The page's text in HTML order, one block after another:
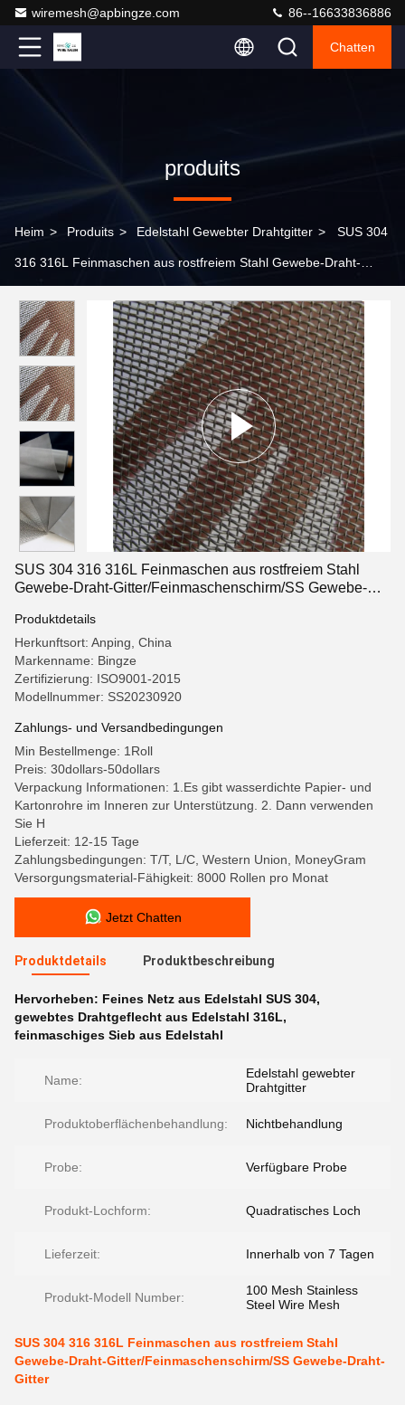
wiremesh@apbingze.com 86--16633836886
Chatten
produits
Heim > Produits > Edelstahl Gewebter Drahtgitter > SUS 304
316 316L Feinmaschen aus rostfreiem Stahl Gewebe-Draht-
SUS 304 316 316L Feinmaschen aus rostfreiem Stahl
Gewebe-Draht-Gitter/Feinmaschenschirm/SS Gewebe-
Produktdetails
Herkunftsort: Anping, China
Markenname: Bingze
Zertifizierung: ISO9001-2015
Modellnummer: SS20230920
Zahlungs- und Versandbedingungen
Min Bestellmenge: 1Roll
Preis: 30dollars-50dollars
Verpackung Informationen: 1.Es gibt wasserdichte Papier- und
Kartonrohre im Inneren zur Unterstützung. 2. Dann verwenden
Sie H
Lieferzeit: 12-15 Tage
Zahlungsbedingungen: T/T, L/C, Western Union, MoneyGram
Versorgungsmaterial-Fähigkeit: 8000 Rollen pro Monat
Jetzt Chatten
Produktdetails Produktbeschreibung
Hervorheben: Feines Netz aus Edelstahl SUS 304,
gewebtes Drahtgeflecht aus Edelstahl 316L,
feinmaschiges Sieb aus Edelstahl
Name:
Edelstahl gewebter
Drahtgitter
Produktoberflächenbehandlung: Nichtbehandlung
Probe: Verfügbare Probe
Produkt-Lochform: Quadratisches Loch
Lieferzeit: Innerhalb von 7 Tagen
Produkt-Modell Number:
100 Mesh Stainless
Steel Wire Mesh
SUS 304 316 316L Feinmaschen aus rostfreiem Stahl
Gewebe-Draht-Gitter/Feinmaschenschirm/SS Gewebe-Draht-
Gitter